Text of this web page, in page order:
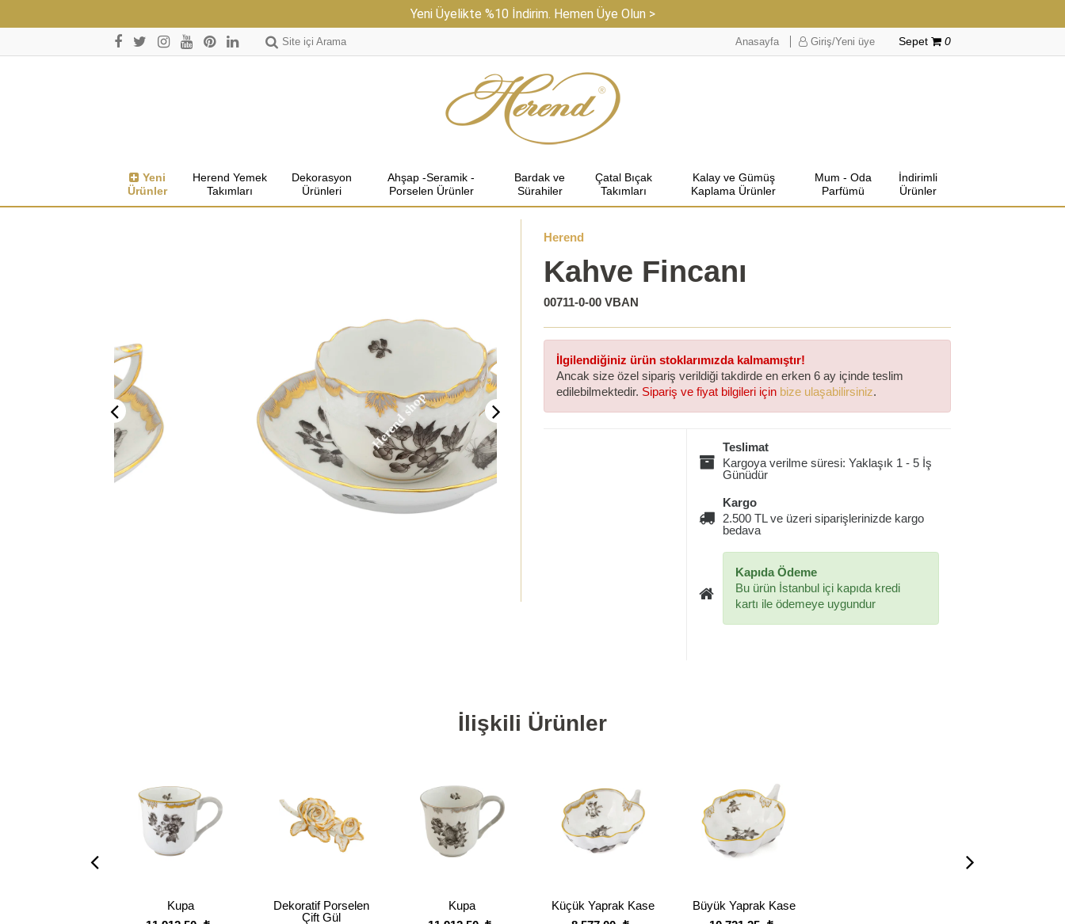
Yeni Üyelikte %10 İndirim. Hemen Üye Olun >
Site içi Arama Anasayfa Giriş/Yeni üye Sepet 0
Yeni
Ürünler
Herend Yemek
Takımları
Dekorasyon
Ürünleri
Ahşap -Seramik -
Porselen Ürünler
Bardak ve
Sürahiler
Çatal Bıçak
Takımları
Kalay ve Gümüş
Kaplama Ürünler
Mum - Oda
Parfümü
İndirimli
Ürünler
Herend
Kahve Fincanı
00711-0-00 VBAN
İlgilendiğiniz ürün stoklarımızda kalmamıştır!
Ancak size özel sipariş verildiği takdirde en erken 6 ay içinde teslim
edilebilmektedir. Sipariş ve fiyat bilgileri için bize ulaşabilirsiniz.
Teslimat
Kargoya verilme süresi: Yaklaşık 1 - 5 İş
Günüdür
Kargo
2.500 TL ve üzeri siparişlerinizde kargo
bedava
Kapıda Ödeme
Bu ürün İstanbul içi kapıda kredi
kartı ile ödemeye uygundur
İlişkili Ürünler
Kupa
Dekoratif Porselen
Çift Gül
Kupa
Küçük Yaprak Kase
Büyük Yaprak Kase